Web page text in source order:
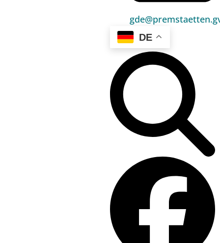
DE
SILC-Studie, und Österreich ist wie viele andere
europäische Länder auch heuer wieder mit dabei.
SILC ist die Abkürzung für „Community Statistics on
Income and Living Conditions“. Auf Deutsch bedeutet
das „Gemeinschaftsstatistiken zu Einkommen und
Lebensbedingungen“. Diese Studie beschäftigt sich
mit dem Leben und Arbeiten der Menschen in
Österreich, es geht um Veränderungen der
Lebenssituation. Themen sind Wohnen und Familie,
Beruf und Ausbildung, aber auch Gesundheit. Nur
wenn möglichst viele Haushalte mitmachen, gelingt
ein wirklichkeitsnahes Bild des Lebens in Österreich.
Nach der vollständigen Teilnahme erhält jeder
Haushalt ein finanzielles Dankeschön.
Warum ist SILC für Österreich so wichtig?
Wenn wir in den Nachrichten hören oder in der
Zeitung lesen, wie hoch das durchschnittliche
Einkommen der Österreicher:innen ist, wie viele